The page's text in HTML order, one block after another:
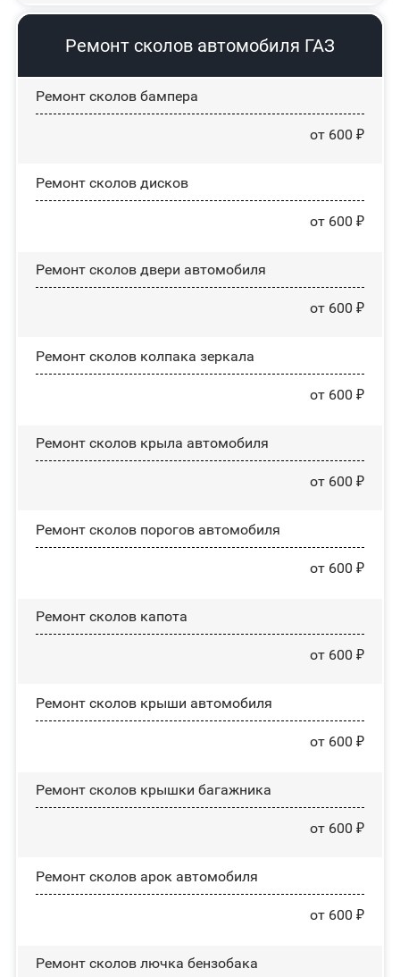
Ремонт сколов автомобиля ГАЗ
Ремонт сколов бампера
от 600 ₽
Ремонт сколов дисков
от 600 ₽
Ремонт сколов двери автомобиля
от 600 ₽
Ремонт сколов колпака зеркала
от 600 ₽
Ремонт сколов крыла автомобиля
от 600 ₽
Ремонт сколов порогов автомобиля
от 600 ₽
Ремонт сколов капота
от 600 ₽
Ремонт сколов крыши автомобиля
от 600 ₽
Ремонт сколов крышки багажника
от 600 ₽
Ремонт сколов арок автомобиля
от 600 ₽
Ремонт сколов лючка бензобака